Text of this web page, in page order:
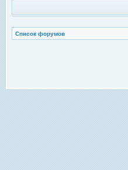
Список форумов